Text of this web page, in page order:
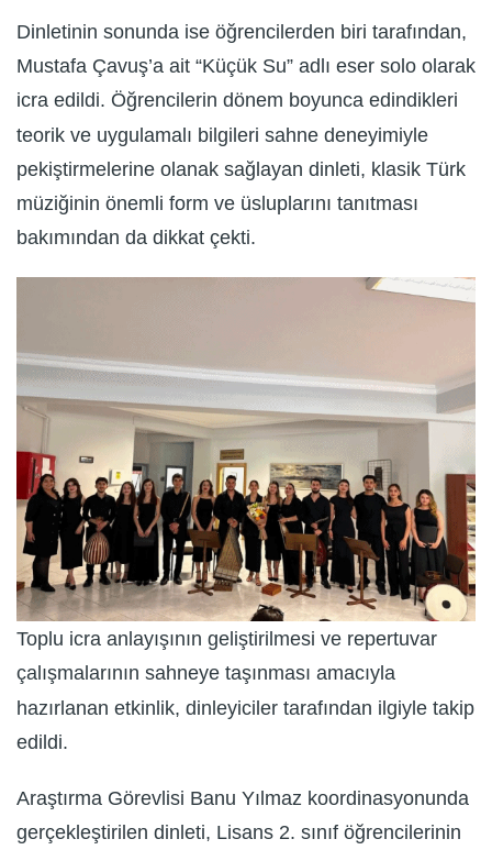
Dinletinin sonunda ise öğrencilerden biri tarafından,
Mustafa Çavuş’a ait “Küçük Su” adlı eser solo olarak
icra edildi. Öğrencilerin dönem boyunca edindikleri
teorik ve uygulamalı bilgileri sahne deneyimiyle
pekiştirmelerine olanak sağlayan dinleti, klasik Türk
müziğinin önemli form ve üsluplarını tanıtması
bakımından da dikkat çekti.
Toplu icra anlayışının geliştirilmesi ve repertuvar
çalışmalarının sahneye taşınması amacıyla
hazırlanan etkinlik, dinleyiciler tarafından ilgiyle takip
edildi.
Araştırma Görevlisi Banu Yılmaz koordinasyonunda
gerçekleştirilen dinleti, Lisans 2. sınıf öğrencilerinin